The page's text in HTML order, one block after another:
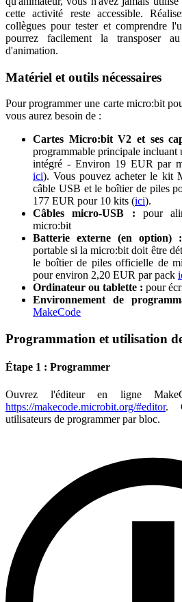
cette activité reste accessible.
collègues pour tester et comprendre
pourrez facilement la transposer
d'animation.
Matériel et outils nécessaires
Pour programmer une carte micro:bit
vous aurez besoin de :
Cartes Micro:bitV2 et ses
programmable principale incluant
intégré - Environ 19 EUR par
ici). Vous pouvez acheter le kit
câble USB et le boîtier de piles
177 EUR pour 10 kits (ici).
Câbles micro-USB : pour
micro:bit
Batterie externe (en option) :
portable si la micro:bit doit être
le boîtier de piles officielle de
pour environ 2,20 EUR par pack
Ordinateur ou tablette : pour
Environnement de
MakeCode
Programmation et utilisation
Étape 1 : Programmer
Ouvrez l'éditeur en ligne
https://makecode.microbit.org/#editor.
utilisateurs de programmer par bloc.